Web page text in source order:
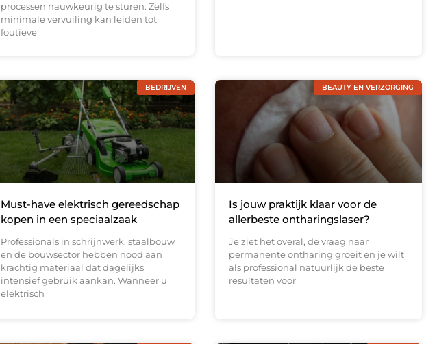
processen nauwkeurig te sturen. Zelfs
minimale vervuiling kan leiden tot
foutieve
BEDRIJVEN
Must-have elektrisch gereedschap
kopen in een speciaalzaak
Professionals in schrijnwerk, staalbouw
en de bouwsector hebben nood aan
krachtig materiaal dat dagelijks
intensief gebruik aankan. Wanneer u
elektrisch
BEAUTY EN VERZORGING
Is jouw praktijk klaar voor de
allerbeste ontharingslaser?
Je ziet het overal, de vraag naar
permanente ontharing groeit en je wilt
als professional natuurlijk de beste
resultaten voor